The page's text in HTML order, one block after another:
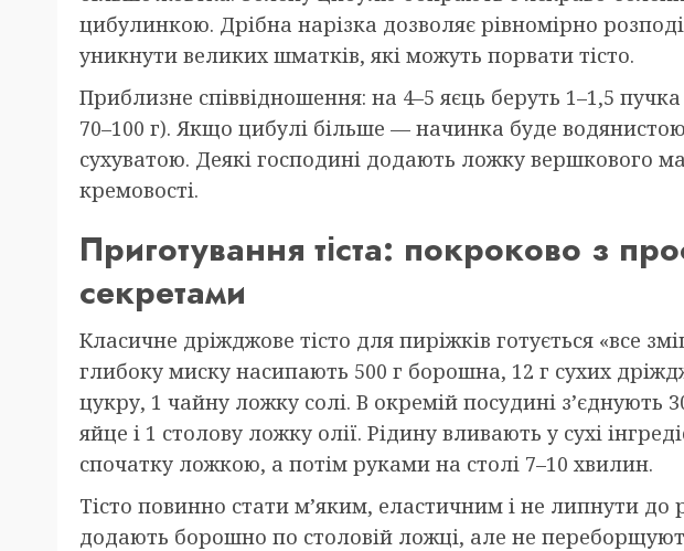
цибулинкою. Дрібна нарізка дозволяє рівномірно
уникнути великих шматків, які можуть порвати тісто.
Приблизне співвідношення: на 4–5 яєць беруть 1–1,5
70–100 г). Якщо цибулі більше — начинка буде
сухуватою. Деякі господині додають ложку вершкового
кремовості.
Приготування тіста: покроково з
секретами
Класичне дріжджове тісто для пиріжків готується «все
глибоку миску насипають 500 г борошна, 12 г сухих
цукру, 1 чайну ложку солі. В окремій посудині з’єднують
яйце і 1 столову ложку олії. Рідину вливають у сухі
спочатку ложкою, а потім руками на столі 7–10 хвилин.
Тісто повинно стати м’яким, еластичним і не липнути
додають борошно по столовій ложці, але не